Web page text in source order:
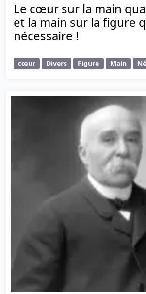
Le cœur sur la main
et la main sur la figure
nécessaire !
cœur Divers Figure Main